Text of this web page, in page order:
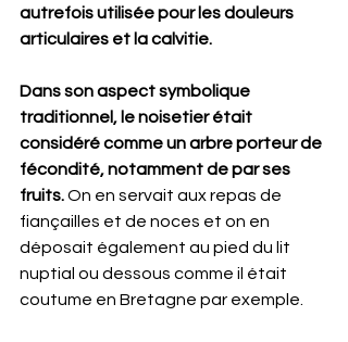
autrefois utilisée pour les douleurs
articulaires et la calvitie.
Dans son aspect symbolique
traditionnel, le noisetier était
considéré comme un arbre porteur de
fécondité, notamment de par ses
fruits. On en servait aux repas de
fiançailles et de noces et on en
déposait également au pied du lit
nuptial ou dessous comme il était
coutume en Bretagne par exemple.